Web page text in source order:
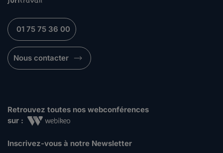
01 75 75 36 00
Nous contacter
Retrouvez toutes nos webconférences
sur :
Inscrivez-vous à notre Newsletter